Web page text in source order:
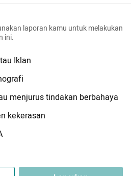
laporan kamu untuk melakukan
ini.
Iklan
menjurus tindakan berbahaya
kekerasan